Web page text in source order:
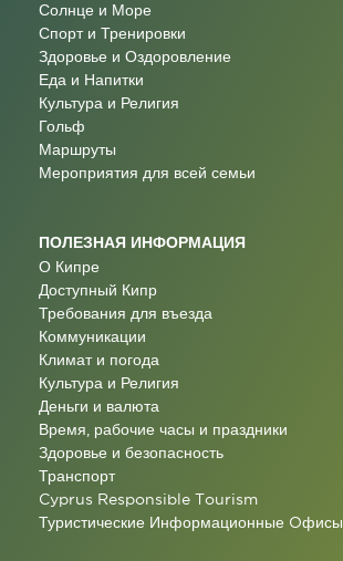
Солнце и Море
Спорт и Тренировки
Здоровье и Оздоровление
Еда и Напитки
Культура и Религия
Гольф
Маршруты
Мероприятия для всей семьи
ПОЛЕЗНАЯ ИНФОРМАЦИЯ
О Кипре
Доступный Кипр
Требования для въезда
Коммуникации
Климат и погода
Культура и Религия
Деньги и валюта
Время, рабочие часы и праздники
Здоровье и безопасность
Транспорт
Cyprus Responsible Tourism
Туристические Информационные Oфисы